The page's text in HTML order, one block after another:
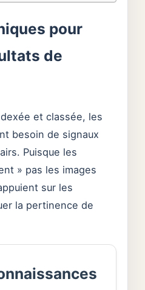
pour
de
et classée, les
besoin de signaux
Puisque les
» pas les images
sur les
la pertinence de